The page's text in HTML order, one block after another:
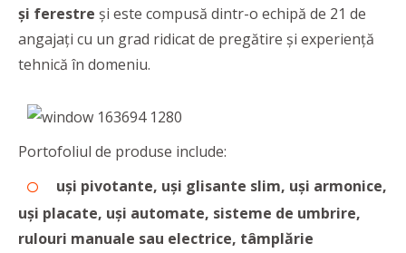
și ferestre și este compusă dintr-o echipă de 21 de
angajați cu un grad ridicat de pregătire și experiență
tehnică în domeniu.
Portofoliul de produse include:
uși pivotante, uși glisante slim, uși armonice,
uși placate, uși automate, sisteme de umbrire,
rulouri manuale sau electrice, tâmplărie